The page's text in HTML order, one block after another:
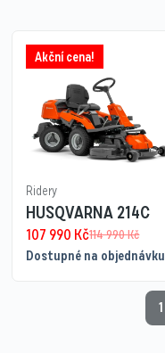
Akční cena!
Ridery
HUSQVARNA 214C
114 990Kč
107 990 Kč
Dostupné na objednávku
1